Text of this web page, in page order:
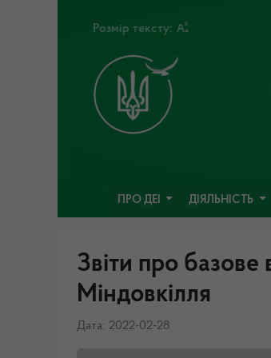
Розмір тексту:
ПРО ДЕІ ДІЯЛЬНІСТЬ
Звіти про базове
Міндовкілля
Дата: 2022-02-28